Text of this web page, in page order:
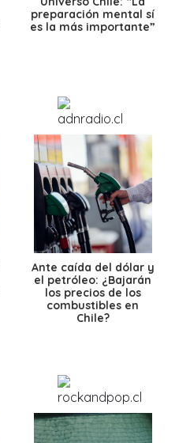
preparación mental sí
es la más importante”
Ante caída del dólar y
el petróleo: ¿Bajarán
los precios de los
combustibles en
Chile?